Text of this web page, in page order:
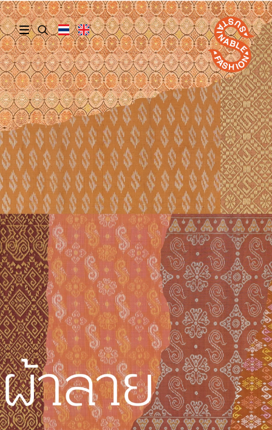
รางวัลเชิดชูพระเกียรติและเหรียญสดุดีฯ
เครื่องหมายพระราชทาน
แฟชั่นแห่งความยั่งยืน
โครงการสร้างการรับรู้และเผยแพร่พระอัจฉ
ริยภาพฯ
Thai Textiles Trend Book
แฟชั่นแห่งความยั่งยืน
คาร์บอนฟุตพรินต์
ผ้าลายพระราชทานฯ
โครงการผ้าไทยใส่ให้สนุก
เทศกาลไหมไทย
ชุมชนแห่งความยั่งยืน
ผลิตภัณฑ์แห่งความยั่งยืน
การเดินทางของวัสดุธรรมชาติ
การสร้างสรรค์ผืนผ้าและหัตถกรรม